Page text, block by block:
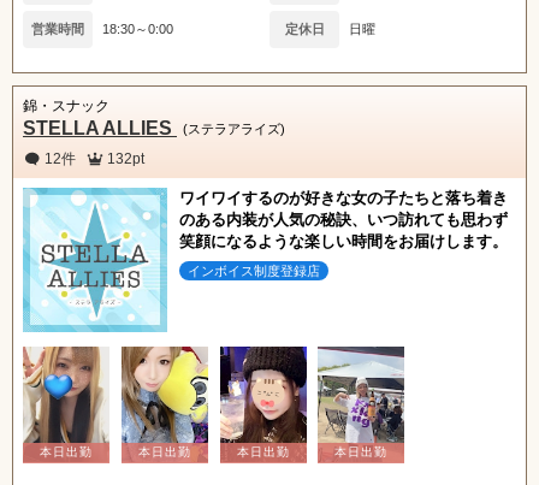
営業時間 18:30～0:00 定休日 日曜
錦・スナック
STELLA ALLIES (ステラアライズ)
12件 132pt
ワイワイするのが好きな女の子たちと落ち着き
のある内装が人気の秘訣、いつ訪れても思わず
笑顔になるような楽しい時間をお届けします。
インボイス制度登録店